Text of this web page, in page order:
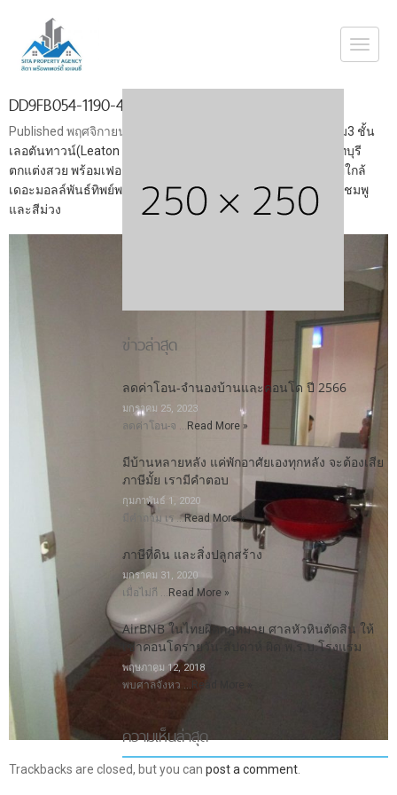
DD9FB054-1190-4921-80CE-7615257A4EFD
Published พฤศจิกายน 3, 2019
ขายทาวน์โฮม3 ชั้น
เลอตันทาวน์(Leaton Town) งามวงศ์วาน23 แยก13 หรือ17 นนทบุรี
ตกแต่งสวย พร้อมเฟอร์พร้อมอยู่บ้านใหม่ไม่เคยอยู่ใกล้วัดบัวขวัญใกล้
เดอะมอลล์พันธ์ทิพย์พลาซ่างามวงศ์วานใกล้รถไฟฟ้าMRT สายสีชมพู
และสีม่วง
Trackbacks are closed, but you can post a comment.
ข่าวล่าสุด
ลดค่าโอน-จำนองบ้านและคอนโด ปี 2566
มกราคม 25, 2023
ลดค่าโอน-จ … Read More »
มีบ้านหลายหลัง แค่พักอาศัยเองทุกหลัง จะต้องเสีย
ภาษีมั้ย เรามีคำตอบ
กุมภาพันธ์ 1, 2020
มีคำถาม เร …Read More »
ภาษีที่ดิน และสิ่งปลูกสร้าง
มกราคม 31, 2020
เมื่อไม่กี … Read More »
AirBNB ในไทยผิดกฎหมาย ศาลหัวหินตัดสิน ให้
เช่าคอนโดรายวัน-สัปดาห์ ผิด พ.ร.บ.โรงแรม
พฤษภาคม 12, 2018
พบศาลจังหว … Read More »
ความเห็นล่าสุด